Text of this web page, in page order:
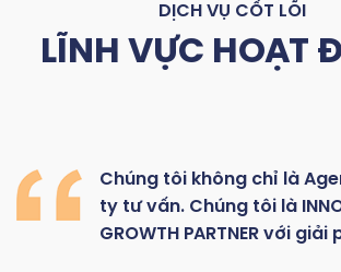
DỊCH VỤ CỐT LÕI
LĨNH VỰC HOẠT
Chúng tôi không chỉ là
ty tư vấn. Chúng tôi là
GROWTH PARTNER với